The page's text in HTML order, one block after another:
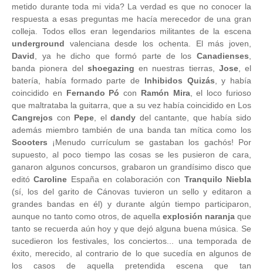
metido durante toda mi vida? La verdad es que no conocer la
respuesta a esas preguntas me hacía merecedor de una gran
colleja. Todos ellos eran legendarios militantes de la escena
underground valenciana desde los ochenta. El más joven,
David, ya he dicho que formó parte de los Canadienses,
banda pionera del shoegazing en nuestras tierras, Jose, el
batería, había formado parte de Inhibidos Quizás, y había
coincidido en Fernando Pó con Ramón Mira, el loco furioso
que maltrataba la guitarra, que a su vez había coincidido en Los
Cangrejos con Pepe, eldandy del cantante, que había sido
además miembro también de una banda tan mítica como los
Scooters ¡Menudo currículum se gastaban los gachós! Por
supuesto, al poco tiempo las cosas se les pusieron de cara,
ganaron algunos concursos, grabaron un grandísimo disco que
editóCaroline España en colaboración con Tranquilo Niebla
(sí, los del garito de Cánovas tuvieron un sello y editaron a
grandes bandas en él) y durante algún tiempo participaron,
aunque no tanto como otros, de aquella explosión naranja que
tanto se recuerda aún hoy y que dejó alguna buena música. Se
sucedieron los festivales, los conciertos... una temporada de
éxito, merecido, al contrario de lo que sucedía en algunos de
los casos de aquella pretendida escena que tan